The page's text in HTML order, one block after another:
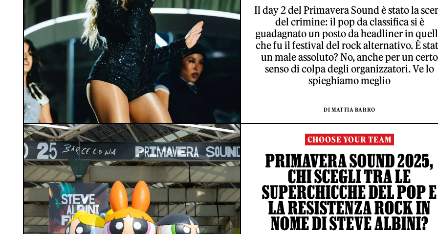
Il day 2 del Primavera Sound è stato la
del crimine: il pop da classifica si è
guadagnato un posto da headliner in
che fu il festival del rock alternativo. È
un male assoluto? No, anche per un certo
senso di colpa degli organizzatori. Ve lo
spieghiamo meglio
DI MATTIA BARRO
CHOOSE YOUR TEAM
PRIMAVERA SOUND 2025,
CHI SCEGLI TRA LE
SUPERCHICCHE DEL POP E
LA RESISTENZA ROCK IN
NOME DI STEVE ALBINI?